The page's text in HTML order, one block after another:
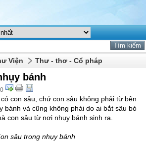
Viện Thư - thơ - Cổ pháp
bánh
con sâu, chứ con sâu không phải từ bên
bánh và cũng không phải do ai bắt sâu bỏ
con sâu từ nơi nhụy bánh sinh ra.
sâu trong nhụy bánh